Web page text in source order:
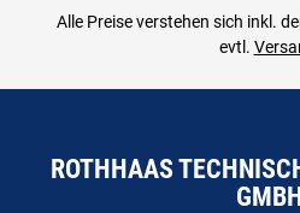
Alle Preise verstehen sich inkl.
evtl.
ROTHHAAS